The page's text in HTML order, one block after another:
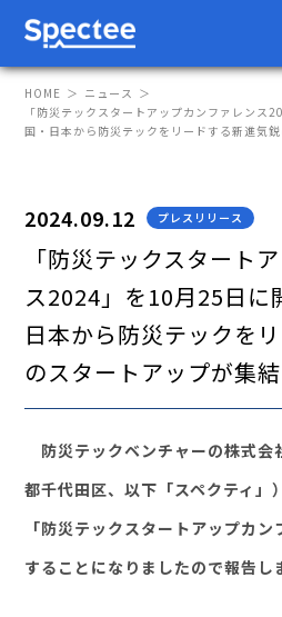
サービス
Spectee Pro
Spectee SCR
スマートリスク管理
レポート
セミナー・イベント
HOME
ニュース
「防災テックスタートアップカンファレン
国・日本から防災テックをリードする新進気
2024.09.12 プレスリリース
「防災テックスタート
ス2024」を10月25日に
日本から防災テックを
のスタートアップが集
防災テックベンチャーの株式
都千代田区、以下「スペクティ
「防災テックスタートアップカ
することになりましたので報告し